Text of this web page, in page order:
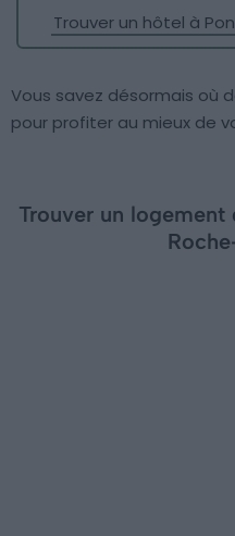
Trouver un hôtel à
Vous savez désormais où
pour profiter au mieux de
Trouver un logement